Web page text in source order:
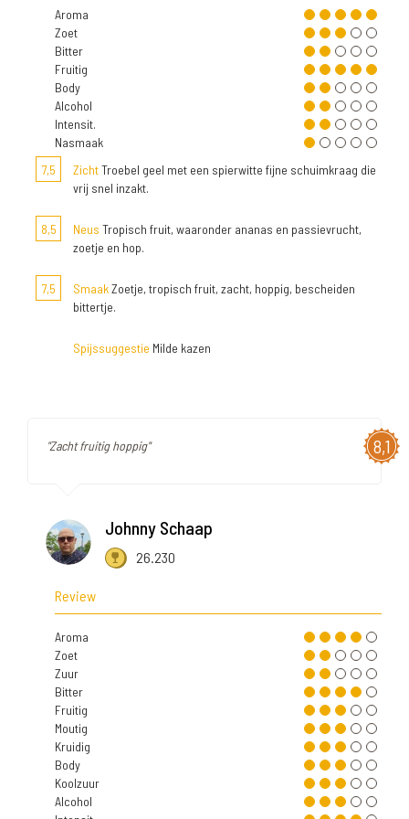
Aroma
Zoet
Bitter
Fruitig
Body
Alcohol
Intensit.
Nasmaak
7,5
ZichtTroebel geel met een spierwitte fijne schuimkraag die
vrij snel inzakt.
8,5 Neus Tropisch fruit, waaronder ananas en passievrucht,
zoetje en hop.
7,5 SmaakZoetje, tropisch fruit, zacht, hoppig, bescheiden
bittertje.
Spijssuggestie Milde kazen
8,1
"Zacht fruitig hoppig"
Johnny Schaap
26.230
Review
Aroma
Zoet
Zuur
Bitter
Fruitig
Moutig
Kruidig
Body
Koolzuur
Alcohol